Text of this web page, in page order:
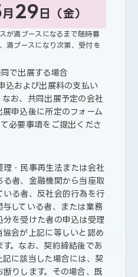
月 29 日（金）
が満ブースになるまで随時募
満ブースになり次第、受付を
で出展する場合
込および出展料の支払い
お、共同出展予定の会社
申込後に所定のフォーム
必要事項をご提出くださ
理・民事再生法または会社
る者、金融機関から当座取
いる者、反社会的行為を行
与している者、または業務
分を受けた者の申込は受理
協会が上記に等しいと認め
。なお、契約締結後であ
記に該当した場合には、契
りします。その場合、既